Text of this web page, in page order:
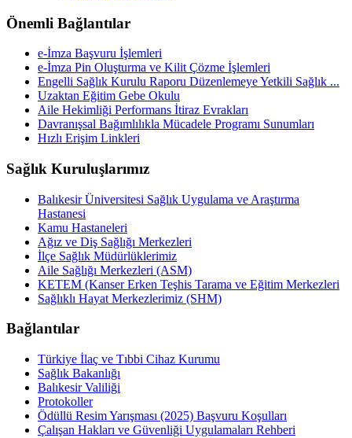
Önemli Bağlantılar
e-İmza Başvuru İşlemleri
e-İmza Pin Oluşturma ve Kilit Çözme İşlemleri
Engelli Sağlık Kurulu Raporu Düzenlemeye Yetkili Sağlık ...
Uzaktan Eğitim Gebe Okulu
Aile Hekimliği Performans İtiraz Evrakları
Davranışsal Bağımlılıkla Mücadele Programı Sunumları
Hızlı Erişim Linkleri
Sağlık Kuruluşlarımız
Balıkesir Üniversitesi Sağlık Uygulama ve Araştırma
Hastanesi
Kamu Hastaneleri
Ağız ve Diş Sağlığı Merkezleri
İlçe Sağlık Müdürlüklerimiz
Aile Sağlığı Merkezleri (ASM)
KETEM (Kanser Erken Teşhis Tarama ve Eğitim Merkezleri
Sağlıklı Hayat Merkezlerimiz (SHM)
Bağlantılar
Türkiye İlaç ve Tıbbi Cihaz Kurumu
Sağlık Bakanlığı
Balıkesir Valiliği
Protokoller
Ödüllü Resim Yarışması (2025) Başvuru Koşulları
Çalışan Hakları ve Güvenliği Uygulamaları Rehberi